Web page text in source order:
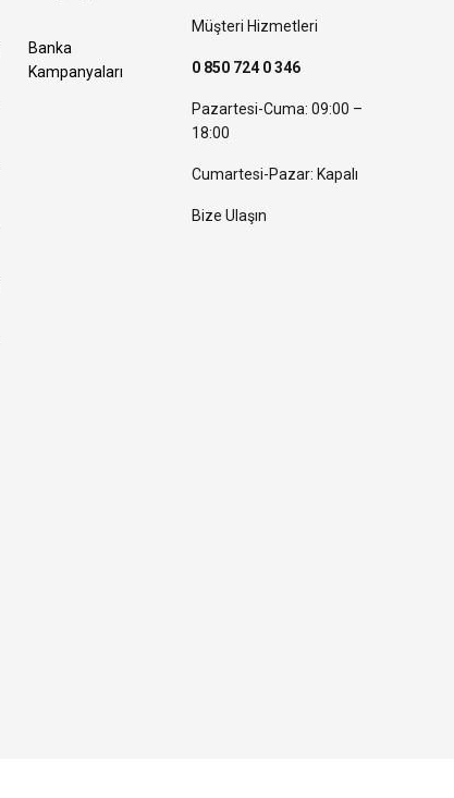
Banka
Kampanyaları
Müşteri Hizmetleri
0 850 724 0 346
Pazartesi-Cuma: 09:00 –
18:00
Cumartesi-Pazar: Kapalı
Bize Ulaşın